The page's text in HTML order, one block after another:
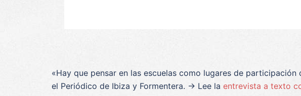
«Hay que pensar en las escuelas como lugares de
el Periódico de Ibiza y Formentera. → Lee la entrevista a texto